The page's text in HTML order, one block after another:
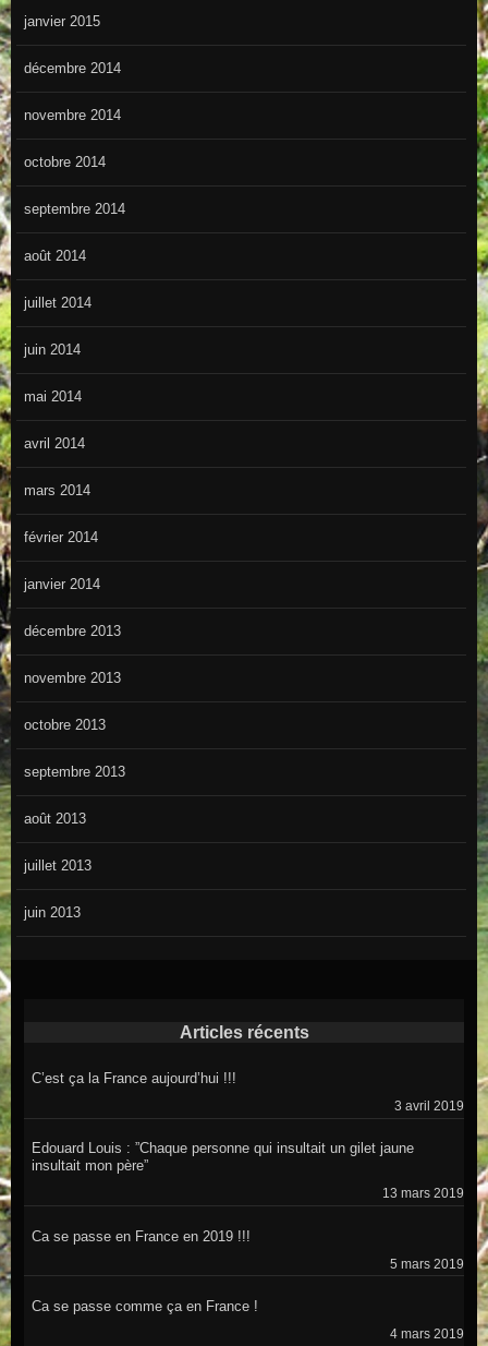
janvier 2015
décembre 2014
novembre 2014
octobre 2014
septembre 2014
août 2014
juillet 2014
juin 2014
mai 2014
avril 2014
mars 2014
février 2014
janvier 2014
décembre 2013
novembre 2013
octobre 2013
septembre 2013
août 2013
juillet 2013
juin 2013
Articles récents
C’est ça la France aujourd’hui !!!
3 avril 2019
Edouard Louis : ”Chaque personne qui insultait un gilet jaune
insultait mon père”
13 mars 2019
Ca se passe en France en 2019 !!!
5 mars 2019
Ca se passe comme ça en France !
4 mars 2019